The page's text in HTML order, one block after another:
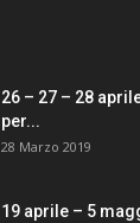
26 – 27 – 28
per...
28 Marzo 2019
19 aprile – 5